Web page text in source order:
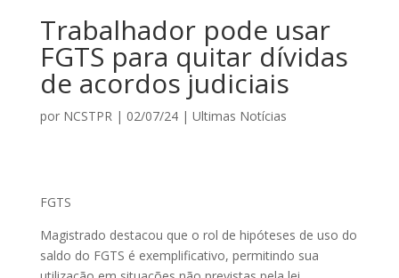
Trabalhador pode usar
FGTS para quitar dívidas
de acordos judiciais
por NCSTPR| 02/07/24| Ultimas Notícias
FGTS
Magistrado destacou que o rol de hipóteses de uso do
saldo do FGTS é exemplificativo, permitindo sua